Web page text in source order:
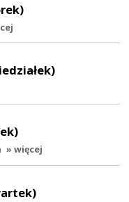
» więcej